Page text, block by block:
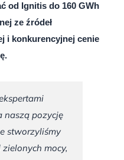
od Ignitis do 160 GWh
ze źródeł
i konkurencyjnej cenie
naszą pozycję
stworzyliśmy
mocy,